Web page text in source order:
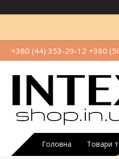
+380 (44) 353-29-12 +380
Головна Товари